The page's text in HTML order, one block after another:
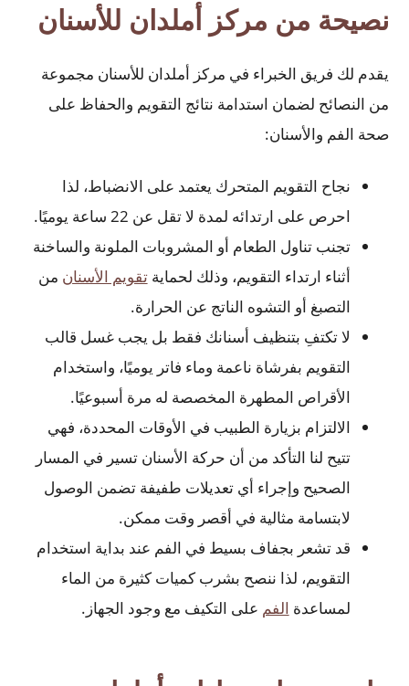
نصيحة من مركز أملدان للأسنان
يقدم لك فريق الخبراء في مركز أملدان للأسنان مجموعة
من النصائح لضمان استدامة نتائج التقويم والحفاظ على
صحة الفم والأسنان:
نجاح التقويم المتحرك يعتمد على الانضباط، لذا
احرص على ارتدائه لمدة لا تقل عن 22 ساعة يوميًا.
تجنب تناول الطعام أو المشروبات الملونة والساخنة
أثناء ارتداء التقويم، وذلك لحمايةتقويم الأسنان من
التصبغ أو التشوه الناتج عن الحرارة.
لا تكتفِ بتنظيف أسنانك فقط بل يجب غسل قالب
التقويم بفرشاة ناعمة وماء فاتر يوميًا، واستخدام
الأقراص المطهرة المخصصة له مرة أسبوعيًا.
الالتزام بزيارة الطبيب في الأوقات المحددة، فهي
تتيح لنا التأكد من أن حركة الأسنان تسير في المسار
الصحيح وإجراء أي تعديلات طفيفة تضمن الوصول
لابتسامة مثالية في أقصر وقت ممكن.
قد تشعر بجفاف بسيط في الفم عند بداية استخدام
التقويم، لذا ننصح بشرب كميات كثيرة من الماء
لمساعدة الفم على التكيف مع وجود الجهاز.